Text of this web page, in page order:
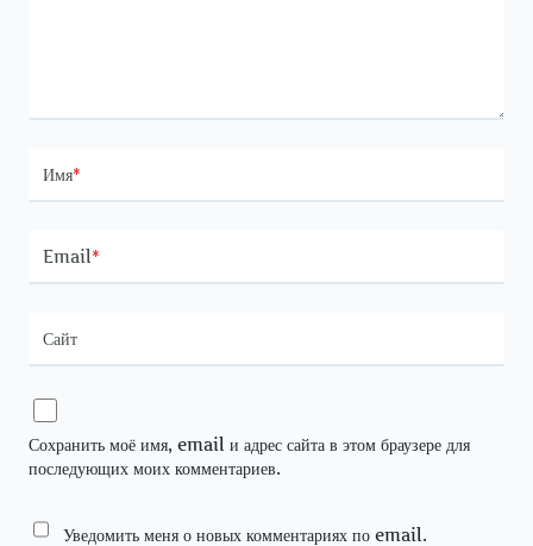
Имя*
Email *
Сайт
Сохранить моё имя, email и адрес сайта в этом браузере для
последующих моих комментариев.
Уведомить меня о новых комментариях по email.